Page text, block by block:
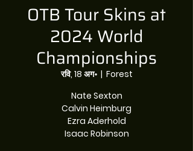
OTB Tour Skins at
2024 World
Championships
रवि, 18 अग॰
  |
Forest
Nate Sexton
Calvin Heimburg
Ezra Aderhold
Isaac Robinson